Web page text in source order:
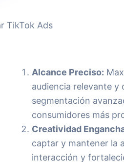
TikTok Ads
Alcance Preciso:
audiencia relevante y
segmentación
consumidores más
Creatividad
captar y mantener la
interacción y